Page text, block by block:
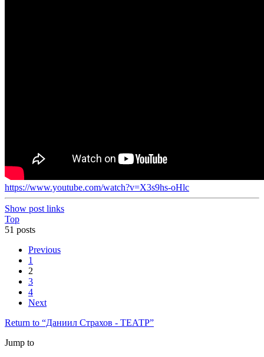
https://www.youtube.com/watch?v=X3s9hs-oHlc
Show post links
Top
51 posts
Previous
1
2
3
4
Next
Return to “Даниил Страхов - ТЕАТР”
Jump to